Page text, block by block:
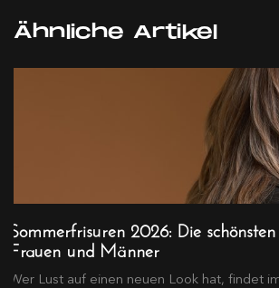
Ähnliche Artikel
Sommerfrisuren 2026: Die
Frauen und Männer
Wer Lust auf einen neuen Look hat, findet